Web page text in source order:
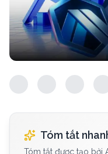
Tóm tắt
Tóm tắt được tạo bởi